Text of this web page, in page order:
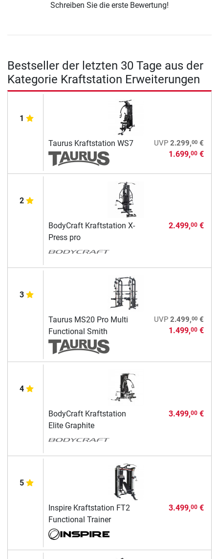
Schreiben Sie die erste Bewertung!
Bestseller der letzten 30 Tage aus der
Kategorie Kraftstation Erweiterungen
1
Taurus Kraftstation WS7 UVP 2.299,00€
1.699,00€
2
BodyCraft Kraftstation X-
Press pro
2.499,00€
3
Taurus MS20 Pro Multi
Functional Smith
UVP 2.499,00€
1.499,00€
4
BodyCraft Kraftstation
Elite Graphite
3.499,00€
5
Inspire Kraftstation FT2
Functional Trainer
3.499,00€